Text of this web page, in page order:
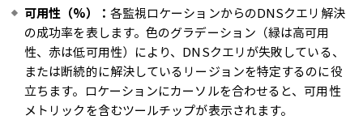
可用性（%）： 各監視ロケーションからのDNSクエリ解決
の成功率を表します。色のグラデーション（緑は高可用
性、赤は低可用性）により、DNSクエリが失敗している、
または断続的に解決しているリージョンを特定するのに役
立ちます。ロケーションにカーソルを合わせると、可用性
メトリックを含むツールチップが表示されます。